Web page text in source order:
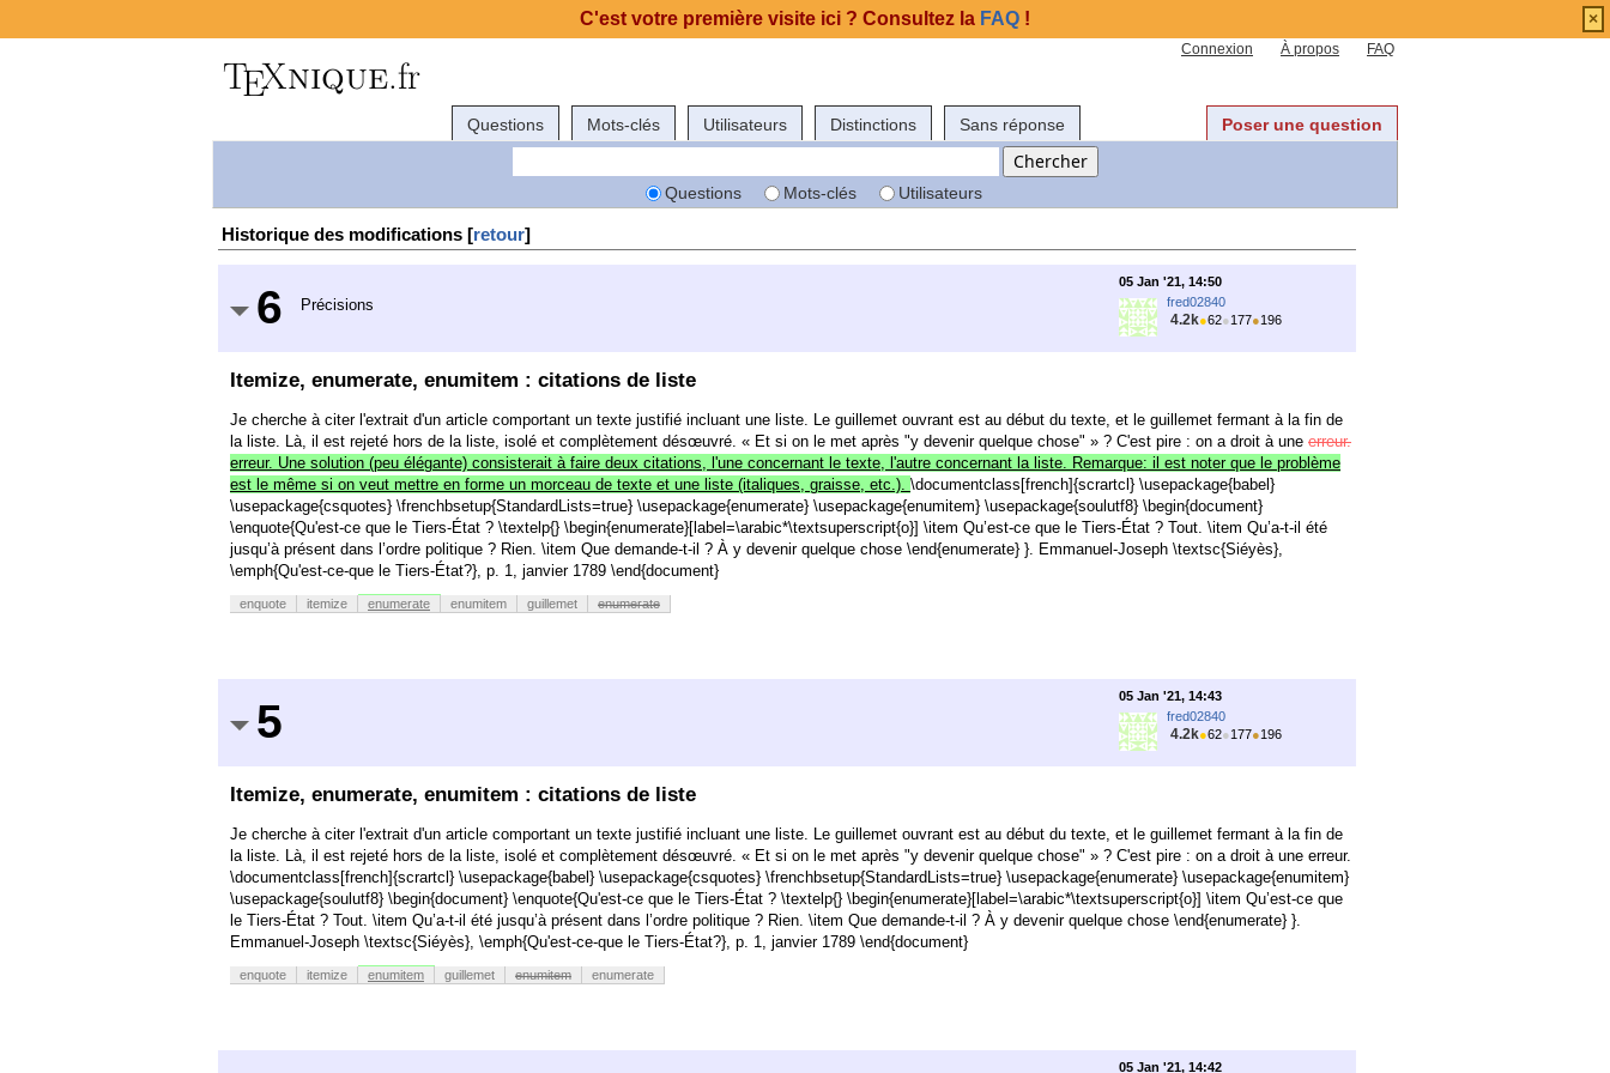
Connexion À propos FAQ
Questions Mots-clés Utilisateurs Distinctions Sans réponse Poser une question
Questions Mots-clés Utilisateurs
Historique des modifications [retour]
6 Précisions
05 Jan '21, 14:50
fred02840
4.2k●62●177●196
Itemize, enumerate, enumitem : citations de liste
Je cherche à citer l'extrait d'un article comportant un texte justifié incluant une liste. Le guillemet ouvrant est au début du texte, et le guillemet fermant à la fin de
la liste. Là, il est rejeté hors de la liste, isolé et complètement désœuvré. « Et si on le met après "y devenir quelque chose" » ? C'est pire : on a droit à une erreur.
erreur. Une solution (peu élégante) consisterait à faire deux citations, l'une concernant le texte, l'autre concernant la liste. Remarque: il est noter que le problème
est le même si on veut mettre en forme un morceau de texte et une liste (italiques, graisse, etc.). \documentclass[french]{scrartcl} \usepackage{babel}
\usepackage{csquotes} \frenchbsetup{StandardLists=true} \usepackage{enumerate} \usepackage{enumitem} \usepackage{soulutf8} \begin{document}
\enquote{Qu'est-ce que le Tiers-État ? \textelp{} \begin{enumerate}[label=\arabic*\textsuperscript{o}] \item Qu’est-ce que le Tiers-État ? Tout. \item Qu’a-t-il été
jusqu’à présent dans l’ordre politique ? Rien. \item Que demande-t-il ? À y devenir quelque chose \end{enumerate} }. Emmanuel-Joseph \textsc{Siéyès},
\emph{Qu'est-ce-que le Tiers-État?}, p. 1, janvier 1789 \end{document}
enquote itemize enumerate enumitem guillemet enumerate
5
05 Jan '21, 14:43
fred02840
4.2k●62●177●196
Itemize, enumerate, enumitem : citations de liste
Je cherche à citer l'extrait d'un article comportant un texte justifié incluant une liste. Le guillemet ouvrant est au début du texte, et le guillemet fermant à la fin de
la liste. Là, il est rejeté hors de la liste, isolé et complètement désœuvré. « Et si on le met après "y devenir quelque chose" » ? C'est pire : on a droit à une erreur.
\documentclass[french]{scrartcl} \usepackage{babel} \usepackage{csquotes} \frenchbsetup{StandardLists=true} \usepackage{enumerate} \usepackage{enumitem}
\usepackage{soulutf8} \begin{document} \enquote{Qu'est-ce que le Tiers-État ? \textelp{} \begin{enumerate}[label=\arabic*\textsuperscript{o}] \item Qu’est-ce que
le Tiers-État ? Tout. \item Qu’a-t-il été jusqu’à présent dans l’ordre politique ? Rien. \item Que demande-t-il ? À y devenir quelque chose \end{enumerate} }.
Emmanuel-Joseph \textsc{Siéyès}, \emph{Qu'est-ce-que le Tiers-État?}, p. 1, janvier 1789 \end{document}
enquote itemize enumitem guillemet enumitem enumerate
05 Jan '21, 14:42
C'est votre première visite ici ? Consultez la FAQ ! ×